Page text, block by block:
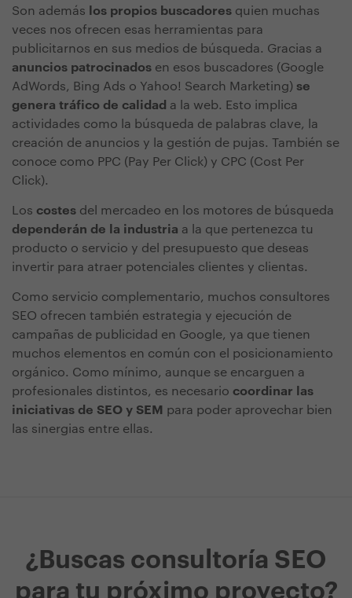
Son además los propios buscadores quien muchas
veces nos ofrecen esas herramientas para
publicitarnos en sus medios de búsqueda. Gracias a
anuncios patrocinados en esos buscadores (Google
AdWords, Bing Ads o Yahoo! Search Marketing) se
genera tráfico de calidad a la web. Esto implica
actividades como la búsqueda de palabras clave, la
creación de anuncios y la gestión de pujas. También se
conoce como PPC (Pay Per Click) y CPC (Cost Per
Click).
Los costes del mercadeo en los motores de búsqueda
dependerán de la industria a la que pertenezca tu
producto o servicio y del presupuesto que deseas
invertir para atraer potenciales clientes y clientas.
Como servicio complementario, muchos consultores
SEO ofrecen también estrategia y ejecución de
campañas de publicidad en Google, ya que tienen
muchos elementos en común con el posicionamiento
orgánico. Como mínimo, aunque se encarguen a
profesionales distintos, es necesario coordinar las
iniciativas de SEO y SEM para poder aprovechar bien
las sinergias entre ellas.
¿Buscas consultoría SEO
para tu próximo proyecto?